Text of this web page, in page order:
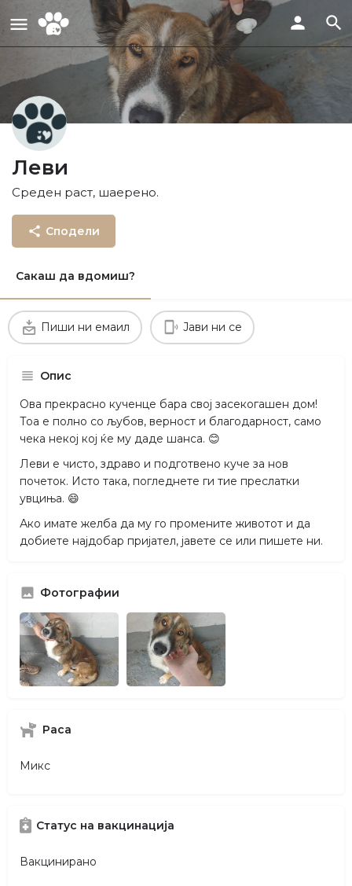
Леви
Среден раст, шаерено.
Сподели
Сакаш да вдомиш?
Пиши ни емаил Јави ни се
Опис
Ова прекрасно кученце бара свој засекогашен дом!
Тоа е полно со љубов, верност и благодарност, само
чека некој кој ќе му даде шанса. 😊
Леви е чисто, здраво и подготвено куче за нов
почеток. Исто така, погледнете ги тие преслатки
увциња. 😄
Ако имате желба да му го промените животот и да
добиете најдобар пријател, јавете се или пишете ни.
Фотографии
Раса
Микс
Статус на вакцинација
Вакцинирано